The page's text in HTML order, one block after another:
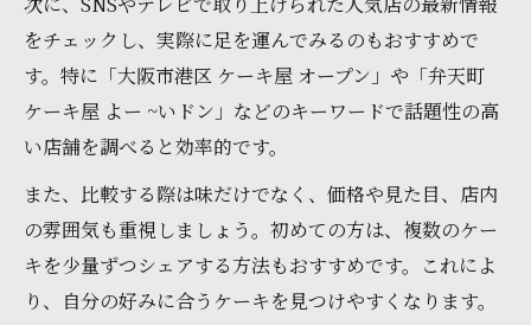
をチェックし、実際に足を運んでみるのもおすすめで
す。特に「大阪市港区 ケーキ屋 オープン」や「弁天町
ケーキ屋 よー ~いドン」などのキーワードで話題性の高
い店舗を調べると効率的です。
また、比較する際は味だけでなく、価格や見た目、店内
の雰囲気も重視しましょう。初めての方は、複数のケー
キを少量ずつシェアする方法もおすすめです。これによ
り、自分の好みに合うケーキを見つけやすくなります。